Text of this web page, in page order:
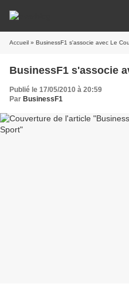
Accueil » BusinessF1 s'associe avec Le
BusinessF1 s'associe
Publié le 17/05/2010 à 20:59
Par BusinessF1